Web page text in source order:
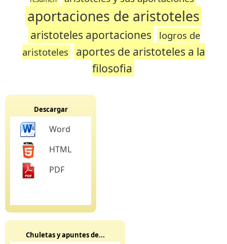
aportaciones de aristoteles
aristoteles aportaciones
logros de
aristoteles
aportes de aristoteles a la
filosofia
Descargar
Word
HTML
PDF
Chuletas y apuntes de...